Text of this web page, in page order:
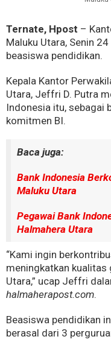
Ternate, Hpost –
Maluku Utara, Senin
beasiswa pendidikan.
Kepala Kantor
Utara, Jeffri D. Putra
Indonesia itu, sebagai
komitmen BI.
Baca juga:
Bank Indonesia
Maluku Utara
Pegawai Bank
Halmahera Utara
“Kami ingin
meningkatkan kualitas
Utara,” ucap Jeffri
halmaherapost.com.
Beasiswa pendidikan
berasal dari 3